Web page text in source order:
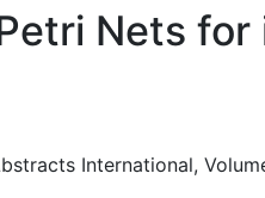
Nets
International,